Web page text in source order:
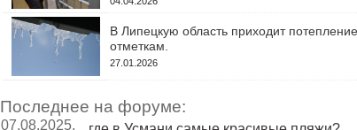
В Липецкую область приходит
отметкам.
27.01.2026
Последнее на форуме:
07.08.2025.